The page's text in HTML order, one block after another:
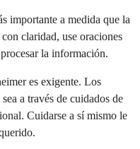
importante a medida que la
claridad, use oraciones
la información.
es exigente. Los
a través de cuidados de
Cuidarse a sí mismo le